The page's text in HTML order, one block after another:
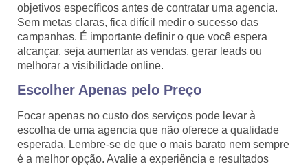
objetivos específicos antes de contratar uma agencia.
Sem metas claras, fica difícil medir o sucesso das
campanhas. É importante definir o que você espera
alcançar, seja aumentar as vendas, gerar leads ou
melhorar a visibilidade online.
Escolher Apenas pelo Preço
Focar apenas no custo dos serviços pode levar à
escolha de uma agencia que não oferece a qualidade
esperada. Lembre-se de que o mais barato nem sempre
é a melhor opção. Avalie a experiência e resultados